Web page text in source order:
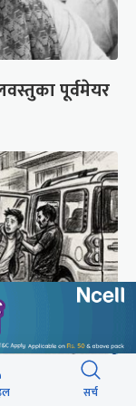
पूर्वमेयर
भन्दै लगेर गए,
सर्च